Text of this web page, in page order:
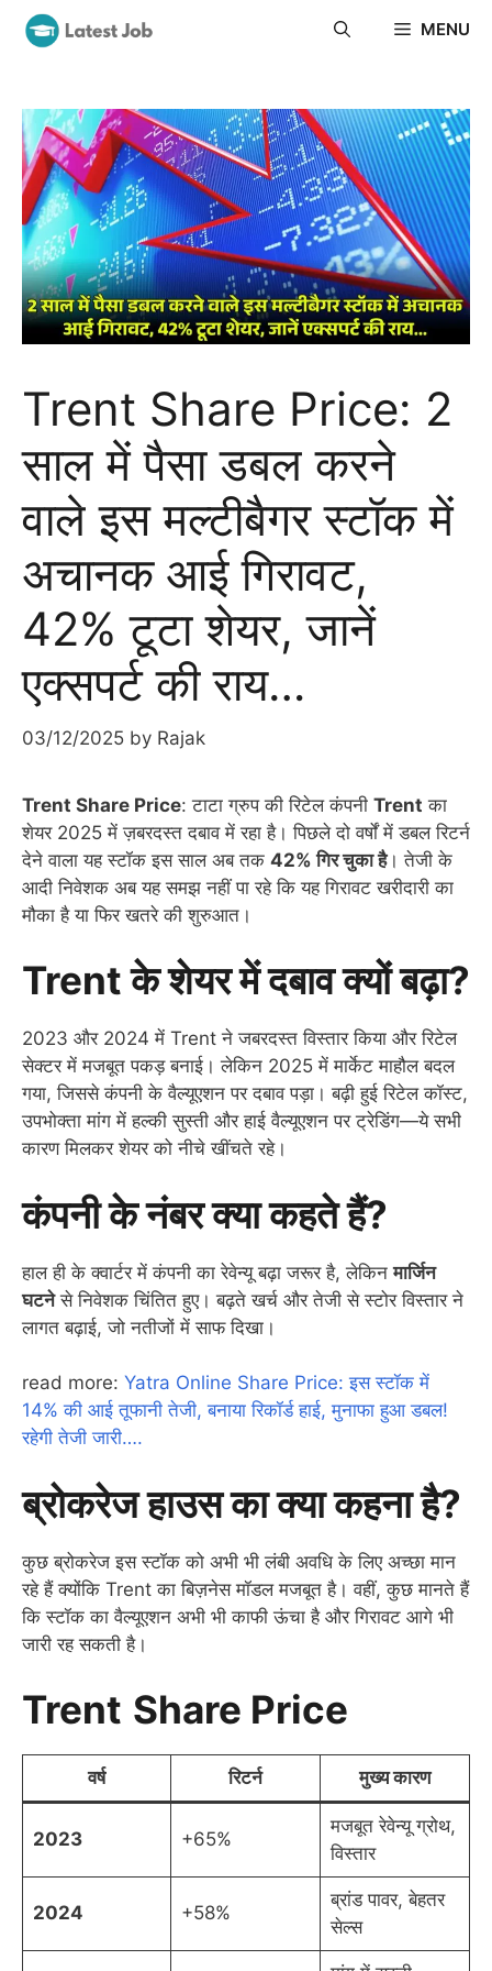
Skip
MENU
Trent Share Price: 2
साल में पैसा डबल करने
वाले इस मल्टीबैगर स्टॉक में
अचानक आई गिरावट,
42% टूटा शेयर, जानें
एक्सपर्ट की राय…
03/12/2025 by Rajak
Trent Share Price: टाटा ग्रुप की रिटेल कंपनी Trent का
शेयर 2025 में ज़बरदस्त दबाव में रहा है। पिछले दो वर्षों में डबल रिटर्न
देने वाला यह स्टॉक इस साल अब तक 42% गिर चुका है। तेजी के
आदी निवेशक अब यह समझ नहीं पा रहे कि यह गिरावट खरीदारी का
मौका है या फिर खतरे की शुरुआत।
Trent के शेयर में दबाव क्यों बढ़ा?
2023 और 2024 में Trent ने जबरदस्त विस्तार किया और रिटेल
सेक्टर में मजबूत पकड़ बनाई। लेकिन 2025 में मार्केट माहौल बदल
गया, जिससे कंपनी के वैल्यूएशन पर दबाव पड़ा। बढ़ी हुई रिटेल कॉस्ट,
उपभोक्ता मांग में हल्की सुस्ती और हाई वैल्यूएशन पर ट्रेडिंग—ये सभी
कारण मिलकर शेयर को नीचे खींचते रहे।
कंपनी के नंबर क्या कहते हैं?
हाल ही के क्वार्टर में कंपनी का रेवेन्यू बढ़ा जरूर है, लेकिनमार्जिन
घटनेसे निवेशक चिंतित हुए। बढ़ते खर्च और तेजी से स्टोर विस्तार ने
लागत बढ़ाई, जो नतीजों में साफ दिखा।
read more: Yatra Online Share Price: इस स्टॉक में
14% की आई तूफानी तेजी, बनाया रिकॉर्ड हाई, मुनाफा हुआ डबल!
रहेगी तेजी जारी….
ब्रोकरेज हाउस का क्या कहना है?
कुछ ब्रोकरेज इस स्टॉक को अभी भी लंबी अवधि के लिए अच्छा मान
रहे हैं क्योंकि Trent का बिज़नेस मॉडल मजबूत है। वहीं, कुछ मानते हैं
कि स्टॉक का वैल्यूएशन अभी भी काफी ऊंचा है और गिरावट आगे भी
जारी रह सकती है।
Trent Share Price
वर्ष रिटर्न मुख्य कारण
2023 +65%
मजबूत रेवेन्यू ग्रोथ,
विस्तार
2024 +58%
ब्रांड पावर, बेहतर
सेल्स